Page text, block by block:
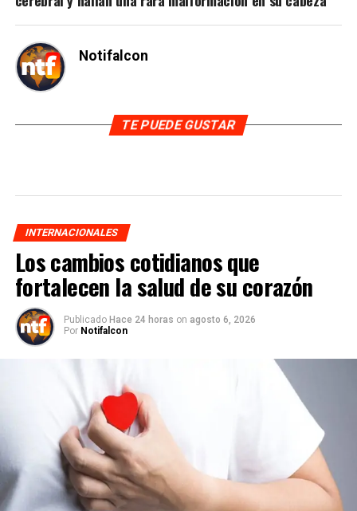
Notifalcon
TE PUEDE GUSTAR
INTERNACIONALES
Los cambios cotidianos que
fortalecen la salud de su corazón
Publicado Hace 24 horas on agosto 6, 2026
Por Notifalcon